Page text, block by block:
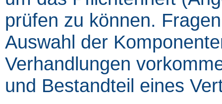
prüfen zu können.
Auswahl der
Verhandlungen
und Bestandteil eines